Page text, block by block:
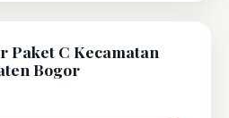
Paket C Kecamatan
Bogor